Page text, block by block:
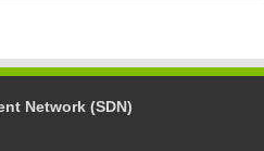
Network (SDN)